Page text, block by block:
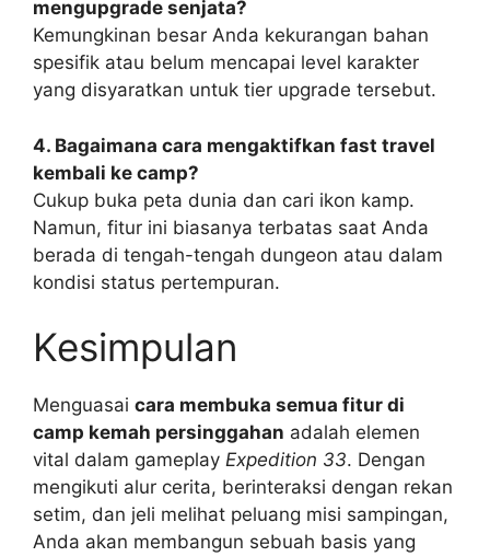
mengupgrade senjata?
Kemungkinan besar Anda kekurangan bahan
spesifik atau belum mencapai level karakter
yang disyaratkan untuk tier upgrade tersebut.
4. Bagaimana cara mengaktifkan fast travel
kembali ke camp?
Cukup buka peta dunia dan cari ikon kamp.
Namun, fitur ini biasanya terbatas saat Anda
berada di tengah-tengah dungeon atau dalam
kondisi status pertempuran.
Kesimpulan
Menguasai cara membuka semua fitur di
camp kemah persinggahan adalah elemen
vital dalam gameplay Expedition 33. Dengan
mengikuti alur cerita, berinteraksi dengan rekan
setim, dan jeli melihat peluang misi sampingan,
Anda akan membangun sebuah basis yang